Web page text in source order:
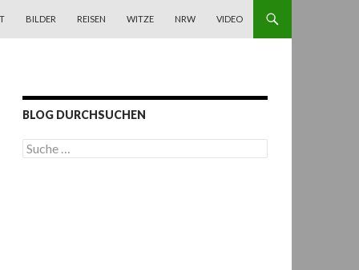
BILDER REISEN WITZE NRW VIDEO
BLOG DURCHSUCHEN
S
u